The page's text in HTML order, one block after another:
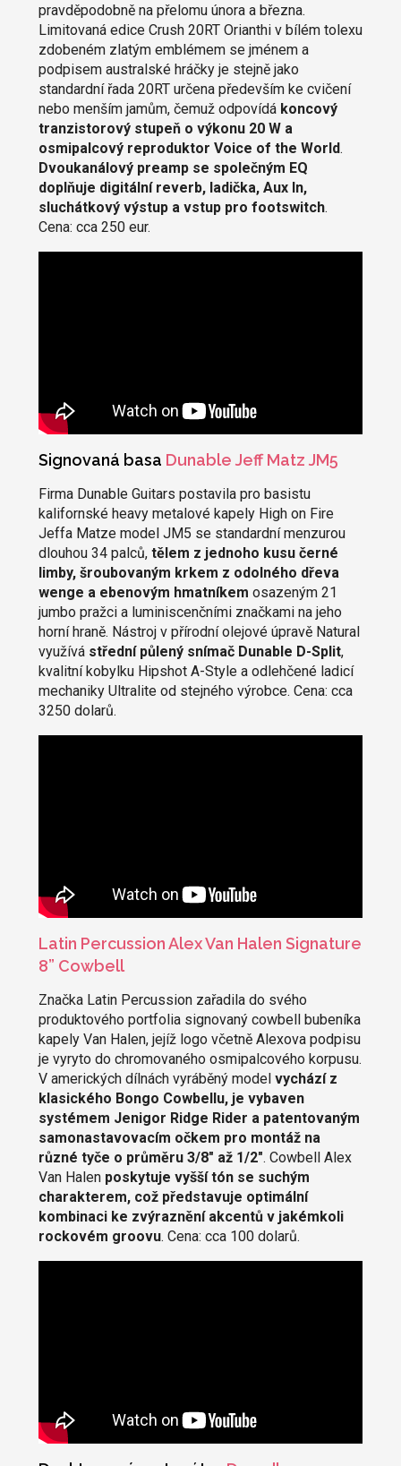
pravděpodobně na přelomu února a března.
Limitovaná edice Crush 20RT Orianthi v bílém tolexu
zdobeném zlatým emblémem se jménem a
podpisem australské hráčky je stejně jako
standardní řada 20RT určena především ke cvičení
nebo menším jamům, čemuž odpovídá koncový
tranzistorový stupeň o výkonu 20 W a
osmipalcový reproduktor Voice of the World.
Dvoukanálový preamp se společným EQ
doplňuje digitální reverb, ladička, Aux In,
sluchátkový výstup a vstup pro footswitch.
Cena: cca 250 eur.
Signovaná basa Dunable Jeff Matz JM5
Firma Dunable Guitars postavila pro basistu
kalifornské heavy metalové kapely High on Fire
Jeffa Matze model JM5 se standardní menzurou
dlouhou 34 palců, tělem z jednoho kusu černé
limby, šroubovaným krkem z odolného dřeva
wenge a ebenovým hmatníkem osazeným 21
jumbo pražci a luminiscenčními značkami na jeho
horní hraně. Nástroj v přírodní olejové úpravě Natural
využívá střední půlený snímač Dunable D-Split,
kvalitní kobylku Hipshot A-Style a odlehčené ladicí
mechaniky Ultralite od stejného výrobce. Cena: cca
3250 dolarů.
Latin Percussion Alex Van Halen Signature
8” Cowbell
Značka Latin Percussion zařadila do svého
produktového portfolia signovaný cowbell bubeníka
kapely Van Halen, jejíž logo včetně Alexova podpisu
je vyryto do chromovaného osmipalcového korpusu.
V amerických dílnách vyráběný model vychází z
klasického Bongo Cowbellu, je vybaven
systémem Jenigor Ridge Rider a patentovaným
samonastavovacím očkem pro montáž na
různé tyče o průměru 3/8" až 1/2". Cowbell Alex
Van Halen poskytuje vyšší tón se suchým
charakterem, což představuje optimální
kombinaci ke zvýraznění akcentů v jakémkoli
rockovém groovu. Cena: cca 100 dolarů.